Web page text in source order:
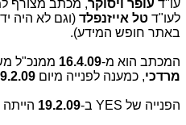
עו"ד עופר ויסוקר, מכתב מצורף
לעו"ד טל אייזנפלד(וגם לא היה
באתר חופש המידע).
המכתב הוא מ-16.4.09ממנכ"ל
מרדכי, כמענה לפנייה מיום
הפנייה של YES ב- 19.2.09הייתה